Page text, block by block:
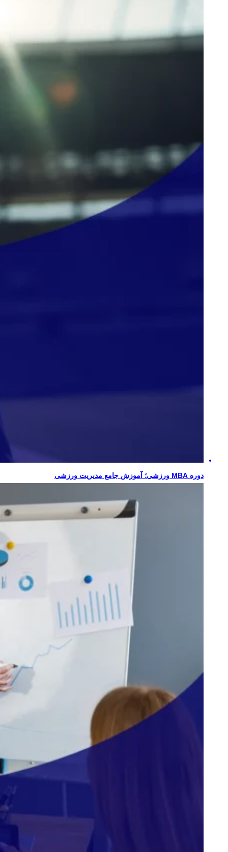
دوره MBA ورزشی؛ آموزش جامع مدیریت ورزشی